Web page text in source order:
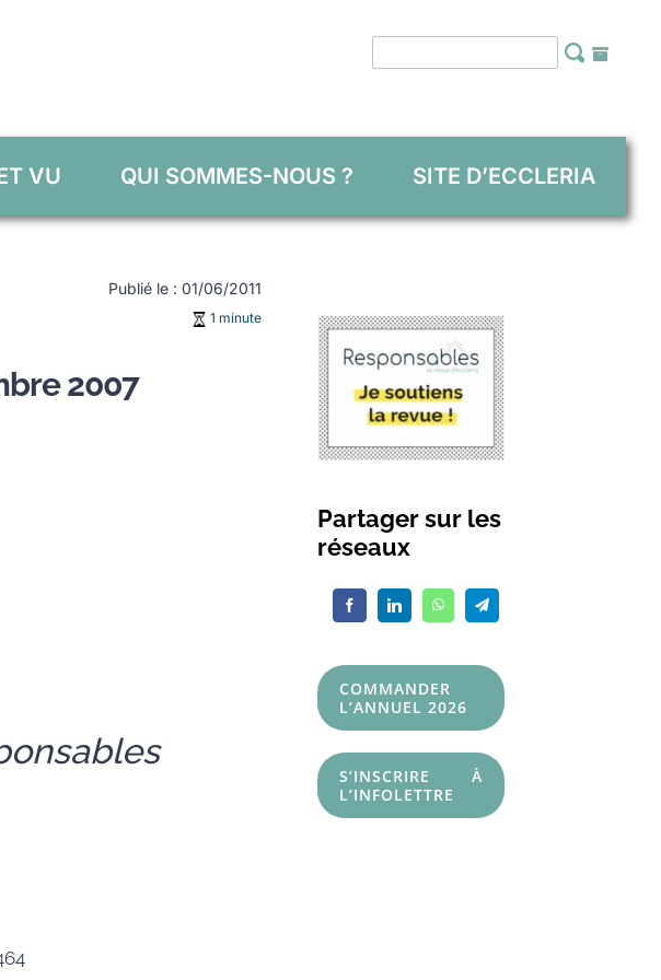
VU QUI SOMMES-NOUS ? SITE D’ECCLERIA
Publié le : 01/06/2011
1 minute
2007
Partager sur les
réseaux
COMMANDER
L’ANNUEL 2026
S’INSCRIRE À
L’INFOLETTRE